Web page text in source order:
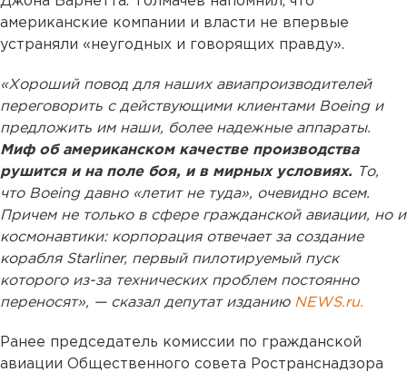
американские компании и власти не впервые
устраняли «неугодных и говорящих правду».
«Хороший повод для наших авиапроизводителей
переговорить с действующими клиентами Boeing и
предложить им наши, более надежные аппараты.
Миф об американском качестве производства
рушится и на поле боя, и в мирных условиях. То,
что Boeing давно «летит не туда», очевидно всем.
Причем не только в сфере гражданской авиации, но и
космонавтики: корпорация отвечает за создание
корабля Starliner, первый пилотируемый пуск
которого из-за технических проблем постоянно
переносят», — сказал депутат изданию NEWS.ru.
Ранее председатель комиссии по гражданской
авиации Общественного совета Ространснадзора